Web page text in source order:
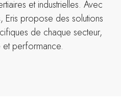
et industrielles. Avec
propose des solutions
de chaque secteur,
et performance.